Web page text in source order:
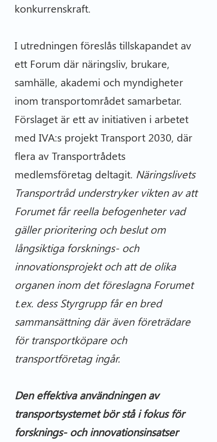
konkurrenskraft.
I utredningen föreslås tillskapandet av
ett Forum där näringsliv, brukare,
samhälle, akademi och myndigheter
inom transportområdet samarbetar.
Förslaget är ett av initiativen i arbetet
med IVA:s projekt Transport 2030, där
flera av Transportrådets
medlemsföretag deltagit. Näringslivets
Transportråd understryker vikten av att
Forumet får reella befogenheter vad
gäller prioritering och beslut om
långsiktiga forsknings- och
innovationsprojekt och att de olika
organen inom det föreslagna Forumet
t.ex. dess Styrgrupp får en bred
sammansättning där även företrädare
för transportköpare och
transportföretag ingår.
Den effektiva användningen av
transportsystemet bör stå i fokus för
forsknings- och innovationsinsatser